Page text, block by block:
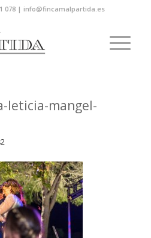
078 | info@fincamalpartida.es
leticia-mangel-